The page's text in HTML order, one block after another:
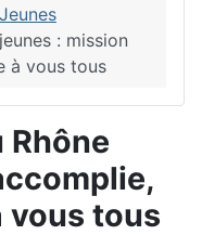
: mission
à vous tous
vous tous